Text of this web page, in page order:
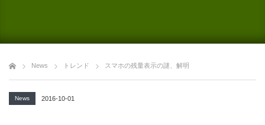
News トレンド スマホの残量表示の謎、解明
News 2016-10-01